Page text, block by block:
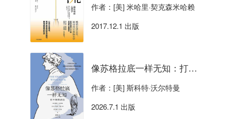
作者：[美] 米哈里·契克森米哈赖
2017.12.1 出版
像苏格拉底一样无知：打不倒的活法
作者：[美] 斯科特·沃尔特曼
2026.7.1 出版